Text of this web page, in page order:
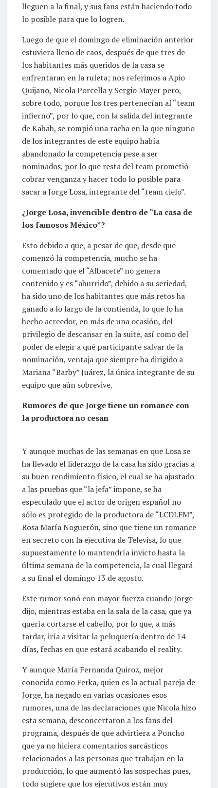
lleguen a la final, y sus fans están haciendo todo
lo posible para que lo logren.
Luego de que el domingo de eliminación anterior
estuviera lleno de caos, después de que tres de
los habitantes más queridos de la casa se
enfrentaran en la ruleta; nos referimos a Apio
Quijano, Nicola Porcella y Sergio Mayer pero,
sobre todo, porque los tres pertenecían al “team
infierno”, por lo que, con la salida del integrante
de Kabah, se rompió una racha en la que ninguno
de los integrantes de este equipo había
abandonado la competencia pese a ser
nominados, por lo que resta del team prometió
cobrar venganza y hacer todo lo posible para
sacar a Jorge Losa, integrante del “team cielo”.
¿Jorge Losa, invencible dentro de “La casa de
los famosos México”?
Esto debido a que, a pesar de que, desde que
comenzó la competencia, mucho se ha
comentado que el “Albacete” no genera
contenido y es “aburrido”, debido a su seriedad,
ha sido uno de los habitantes que más retos ha
ganado a lo largo de la contienda, lo que lo ha
hecho acreedor, en más de una ocasión, del
privilegio de descansar en la suite, así como del
poder de elegir a qué participante salvar de la
nominación, ventaja que siempre ha dirigido a
Mariana “Barby” Juárez, la única integrante de su
equipo que aún sobrevive.
Rumores de que Jorge tiene un romance con
la productora no cesan
Y aunque muchas de las semanas en que Losa se
ha llevado el liderazgo de la casa ha sido gracias a
su buen rendimiento físico, el cual se ha ajustado
a las pruebas que “la jefa” impone, se ha
especulado que el actor de origen español no
sólo es protegido de la productora de “LCDLFM”,
Rosa María Noguerón, sino que tiene un romance
en secreto con la ejecutiva de Televisa, lo que
supuestamente lo mantendría invicto hasta la
última semana de la competencia, la cual llegará
a su final el domingo 13 de agosto.
Este rumor sonó con mayor fuerza cuando Jorge
dijo, mientras estaba en la sala de la casa, que ya
quería cortarse el cabello, por lo que, a más
tardar, iría a visitar la peluquería dentro de 14
días, fechas en que estará acabando el reality.
Y aunque María Fernanda Quiroz, mejor
conocida como Ferka, quien es la actual pareja de
Jorge, ha negado en varias ocasiones esos
rumores, una de las declaraciones que Nicola hizo
esta semana, desconcertaron a los fans del
programa, después de que advirtiera a Poncho
que ya no hiciera comentarios sarcásticos
relacionados a las personas que trabajan en la
producción, lo que aumentó las sospechas pues,
todo sugiere que los ejecutivos están muy